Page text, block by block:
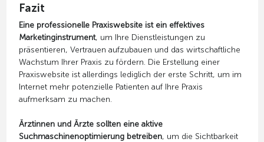
Fazit
Eine professionelle Praxiswebsite ist ein effektives
Marketinginstrument, um Ihre Dienstleistungen zu
präsentieren, Vertrauen aufzubauen und das wirtschaftliche
Wachstum Ihrer Praxis zu fördern. Die Erstellung einer
Praxiswebsite ist allerdings lediglich der erste Schritt, um im
Internet mehr potenzielle Patienten auf Ihre Praxis
aufmerksam zu machen.
Ärztinnen und Ärzte sollten eine aktive
Suchmaschinenoptimierung betreiben, um die Sichtbarkeit